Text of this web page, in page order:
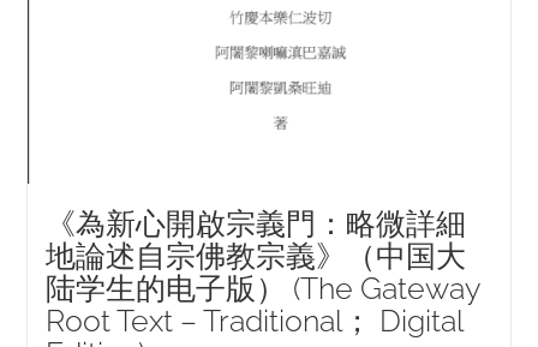
《為新心開啟宗義門：略微詳細
地論述自宗佛教宗義》（中国大
陆学生的电子版） (The Gateway
Root Text – Traditional； Digital